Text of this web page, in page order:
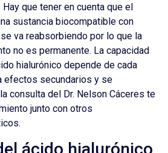
que tener en cuenta que el
sustancia biocompatible con
va reabsorbiendo por lo que la
no es permanente. La capacidad
hialurónico depende de cada
efectos secundarios y se
consulta del Dr. Nelson Cáceres te
junto con otros